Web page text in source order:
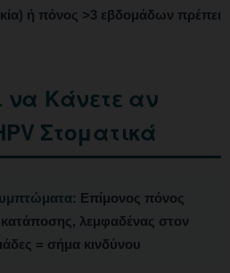
ή πόνος >3 εβδομάδων πρέπει
Κάνετε αν
Στοματικά
Επίμονος πόνος
κατάποσης, λεμφαδένας στον
= σήμα κινδύνου